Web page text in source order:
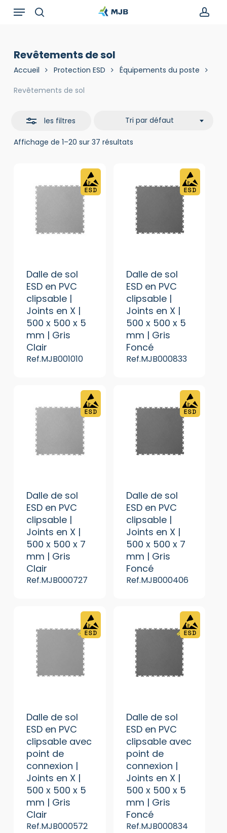
Recherche
Menu
Revêtements de sol
Accueil Protection ESD
Équipements du poste
Revêtements de sol
les filtres
Affichage de 1–20 sur 37 résultats
Tri par défaut
Dalle de sol
ESD en PVC
clipsable |
Joints en X |
500 x 500 x 5
mm | Gris
Clair
Ref.MJB001010
Dalle de sol
ESD en PVC
clipsable |
Joints en X |
500 x 500 x 5
mm | Gris
Foncé
Ref.MJB000833
Dalle de sol
ESD en PVC
clipsable |
Joints en X |
500 x 500 x 7
mm | Gris
Clair
Ref.MJB000727
Dalle de sol
ESD en PVC
clipsable |
Joints en X |
500 x 500 x 7
mm | Gris
Foncé
Ref.MJB000406
Dalle de sol
ESD en PVC
clipsable avec
point de
connexion |
Joints en X |
500 x 500 x 5
mm | Gris
Clair
Ref.MJB000572
Dalle de sol
ESD en PVC
clipsable avec
point de
connexion |
Joints en X |
500 x 500 x 5
mm | Gris
Foncé
Ref.MJB000834